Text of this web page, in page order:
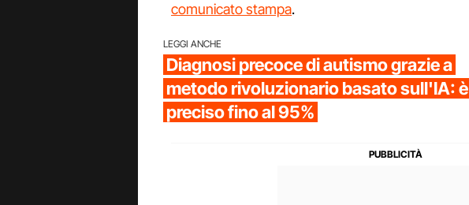
comunicato stampa.
LEGGI ANCHE
Diagnosi precoce di autismo grazie a
metodo rivoluzionario basato sull'IA: è
preciso fino al 95%